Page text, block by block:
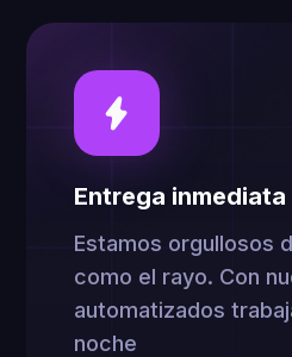
Entrega inmediata
Estamos orgullosos
como el rayo. Con
automatizados
noche